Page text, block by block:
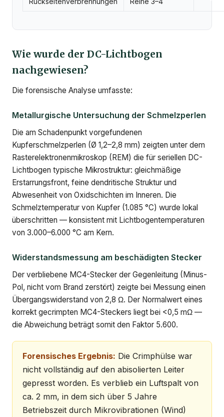
Wie wurde der DC-Lichtbogen
nachgewiesen?
Die forensische Analyse umfasste:
Metallurgische Untersuchung der Schmelzperlen
Die am Schadenpunkt vorgefundenen
Kupferschmelzperlen (Ø 1,2–2,8 mm) zeigten unter dem
Rasterelektronenmikroskop (REM) die für seriellen DC-
Lichtbogen typische Mikrostruktur: gleichmäßige
Erstarrungsfront, feine dendritische Struktur und
Abwesenheit von Oxidschichten im Inneren. Die
Schmelztemperatur von Kupfer (1.085 °C) wurde lokal
überschritten — konsistent mit Lichtbogentemperaturen
von 3.000–6.000 °C am Kern.
Widerstandsmessung am beschädigten Stecker
Der verbliebene MC4-Stecker der Gegenleitung (Minus-
Pol, nicht vom Brand zerstört) zeigte bei Messung einen
Übergangswiderstand von 2,8 Ω. Der Normalwert eines
korrekt gecrimpten MC4-Steckers liegt bei <0,5 mΩ —
die Abweichung beträgt somit den Faktor 5.600.
Forensisches Ergebnis: Die Crimphülse war
nicht vollständig auf den abisolierten Leiter
gepresst worden. Es verblieb ein Luftspalt von
ca. 2 mm, in dem sich über 5 Jahre
Betriebszeit durch Mikrovibrationen (Wind)